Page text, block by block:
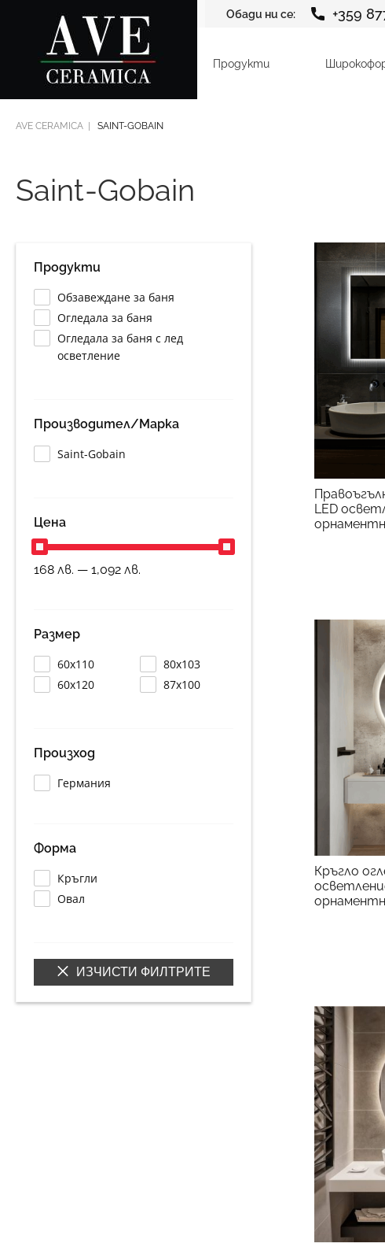
Обади ни се: +359
Продукти
AVE CERAMICA SAINT-GOBAIN
Saint-Gobain
Продукти
Обзавеждане за баня
Огледала за баня
Огледала за баня с лед
осветление
Производител/Марка
Saint-Gobain
Цена
168 лв. — 1,092 лв.
Размер
60х110
60х120
80х103
87х100
Произход
Германия
Форма
Кръгли
Овал
ИЗЧИСТИ ФИЛТРИТЕ
LED
Кръгло